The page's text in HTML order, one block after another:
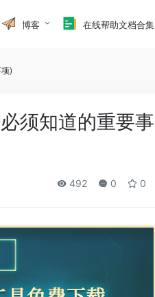
博客 在线帮助文档合集
)
须知道的重要事
492 0 0